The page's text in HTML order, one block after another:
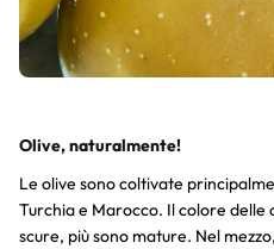
Olive, naturalmente!
Le olive sono coltivate
Turchia e Marocco. Il colore delle
scure, più sono mature. Nel